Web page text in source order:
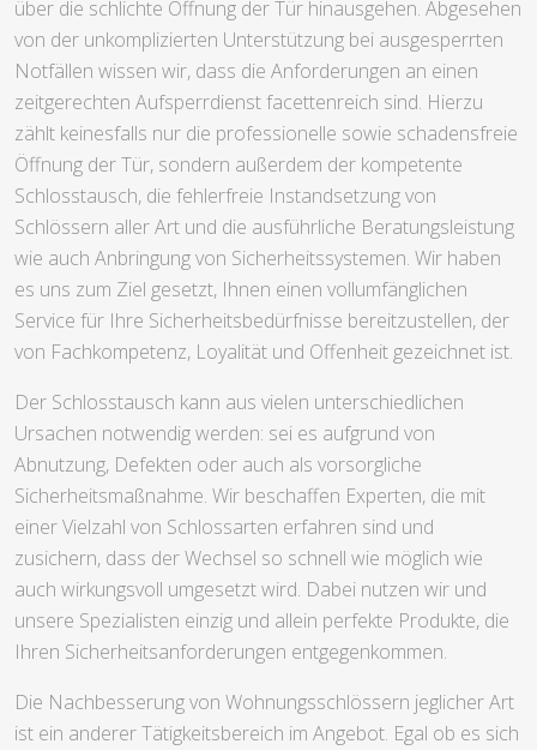
über die schlichte Öffnung der Tür hinausgehen. Abgesehen
von der unkomplizierten Unterstützung bei ausgesperrten
Notfällen wissen wir, dass die Anforderungen an einen
zeitgerechten Aufsperrdienst facettenreich sind. Hierzu
zählt keinesfalls nur die professionelle sowie schadensfreie
Öffnung der Tür, sondern außerdem der kompetente
Schlosstausch, die fehlerfreie Instandsetzung von
Schlössern aller Art und die ausführliche Beratungsleistung
wie auch Anbringung von Sicherheitssystemen. Wir haben
es uns zum Ziel gesetzt, Ihnen einen vollumfänglichen
Service für Ihre Sicherheitsbedürfnisse bereitzustellen, der
von Fachkompetenz, Loyalität und Offenheit gezeichnet ist.
Der Schlosstausch kann aus vielen unterschiedlichen
Ursachen notwendig werden: sei es aufgrund von
Abnutzung, Defekten oder auch als vorsorgliche
Sicherheitsmaßnahme. Wir beschaffen Experten, die mit
einer Vielzahl von Schlossarten erfahren sind und
zusichern, dass der Wechsel so schnell wie möglich wie
auch wirkungsvoll umgesetzt wird. Dabei nutzen wir und
unsere Spezialisten einzig und allein perfekte Produkte, die
Ihren Sicherheitsanforderungen entgegenkommen.
Die Nachbesserung von Wohnungsschlössern jeglicher Art
ist ein anderer Tätigkeitsbereich im Angebot. Egal ob es sich